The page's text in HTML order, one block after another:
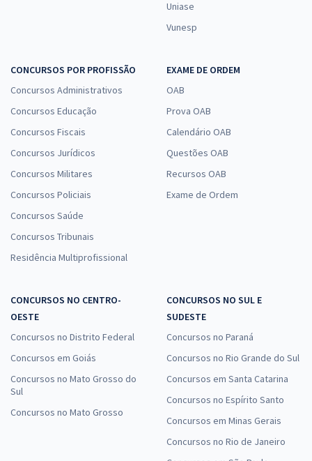
Uniase
Vunesp
CONCURSOS POR PROFISSÃO
Concursos Administrativos
Concursos Educação
Concursos Fiscais
Concursos Jurídicos
Concursos Militares
Concursos Policiais
Concursos Saúde
Concursos Tribunais
Residência Multiprofissional
EXAME DE ORDEM
OAB
Prova OAB
Calendário OAB
Questões OAB
Recursos OAB
Exame de Ordem
CONCURSOS NO CENTRO-
OESTE
Concursos no Distrito Federal
Concursos em Goiás
Concursos no Mato Grosso do
Sul
Concursos no Mato Grosso
CONCURSOS NO SUL E
SUDESTE
Concursos no Paraná
Concursos no Rio Grande do Sul
Concursos em Santa Catarina
Concursos no Espírito Santo
Concursos em Minas Gerais
Concursos no Rio de Janeiro